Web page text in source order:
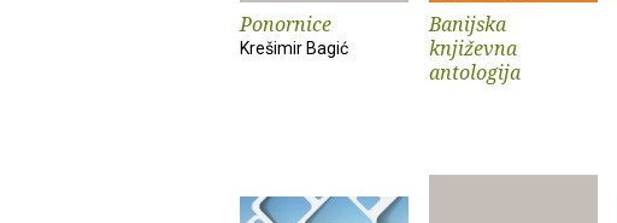
Ponornice
Krešimir Bagić
Banijska
književna
antologija